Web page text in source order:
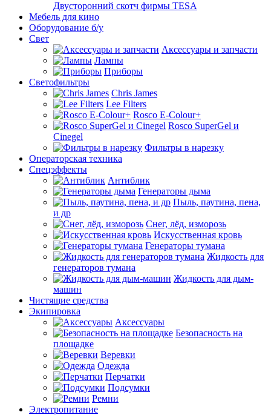
Двусторонний скотч фирмы TESA
Мебель для кино
Оборудование б/у
Свет
Аксессуары и запчасти
Лампы
Приборы
Светофильтры
Chris James
Lee Filters
Rosco E-Colour+
Rosco SuperGel и
Cinegel
Фильтры в нарезку
Операторская техника
Спецэффекты
Антиблик
Генераторы дыма
Пыль, паутина, пена,
и др
Снег, лёд, изморозь
Искусственная кровь
Генераторы тумана
Жидкость для
генераторов тумана
Жидкость для дым-
машин
Чистящие средства
Экипировка
Аксессуары
Безопасность на
площадке
Веревки
Одежда
Перчатки
Подсумки
Ремни
Электропитание